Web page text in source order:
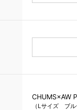
CHUMS×AW
（Lサイズ ブル